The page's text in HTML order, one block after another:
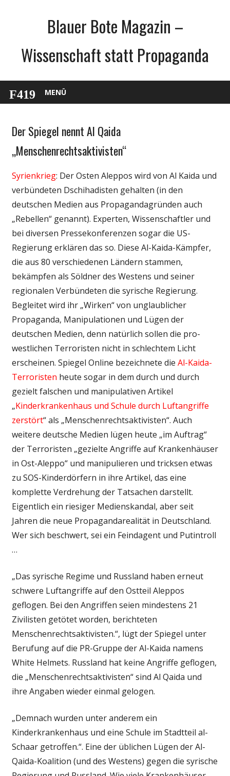
Blauer Bote Magazin –
Wissenschaft statt Propaganda
MENÜ
Gesellschaft
Wissenschaft
Der Spiegel nennt Al Qaida
„Menschenrechtsaktivisten“
Syrienkrieg: Der Osten Aleppos wird von Al Kaida und
verbündeten Dschihadisten gehalten (in den
deutschen Medien aus Propagandagründen auch
„Rebellen“ genannt). Experten, Wissenschaftler und
bei diversen Pressekonferenzen sogar die US-
Regierung erklären das so. Diese Al-Kaida-Kämpfer,
die aus 80 verschiedenen Ländern stammen,
bekämpfen als Söldner des Westens und seiner
regionalen Verbündeten die syrische Regierung.
Begleitet wird ihr „Wirken“ von unglaublicher
Propaganda, Manipulationen und Lügen der
deutschen Medien, denn natürlich sollen die pro-
westlichen Terroristen nicht in schlechtem Licht
erscheinen. Spiegel Online bezeichnete die Al-Kaida-
Terroristen heute sogar in dem durch und durch
gezielt falschen und manipulativen Artikel
„Kinderkrankenhaus und Schule durch Luftangriffe
zerstört“ als „Menschenrechtsaktivisten“. Auch
weitere deutsche Medien lügen heute „im Auftrag“
der Terroristen „gezielte Angriffe auf Krankenhäuser
in Ost-Aleppo“ und manipulieren und tricksen etwas
zu SOS-Kinderdörfern in ihre Artikel, das eine
komplette Verdrehung der Tatsachen darstellt.
Eigentlich ein riesiger Medienskandal, aber seit
Jahren die neue Propagandarealität in Deutschland.
Wer sich beschwert, sei ein Feindagent und Putintroll
…
„Das syrische Regime und Russland haben erneut
schwere Luftangriffe auf den Ostteil Aleppos
geflogen. Bei den Angriffen seien mindestens 21
Zivilisten getötet worden, berichteten
Menschenrechtsaktivisten.“, lügt der Spiegel unter
Berufung auf die PR-Gruppe der Al-Kaida namens
White Helmets. Russland hat keine Angriffe geflogen,
die „Menschenrechtsaktivisten“ sind Al Qaida und
ihre Angaben wieder einmal gelogen.
„Demnach wurden unter anderem ein
Kinderkrankenhaus und eine Schule im Stadtteil al-
Schaar getroffen.“. Eine der üblichen Lügen der Al-
Qaida-Koalition (und des Westens) gegen die syrische